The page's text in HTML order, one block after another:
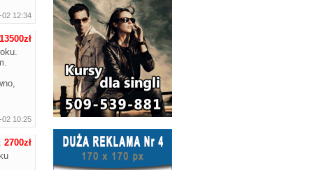
02 12:34
13500zł
02 10:25
2700zł